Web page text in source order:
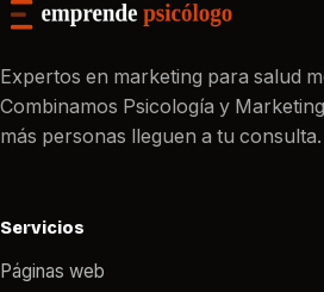
Expertos en marketing para salud
Combinamos Psicología y
más personas lleguen a tu consulta.
Servicios
Páginas web